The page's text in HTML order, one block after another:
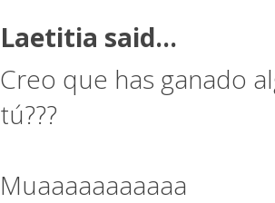
Laetitia said...
Creo que has ganado
tú???
Muaaaaaaaaaaa